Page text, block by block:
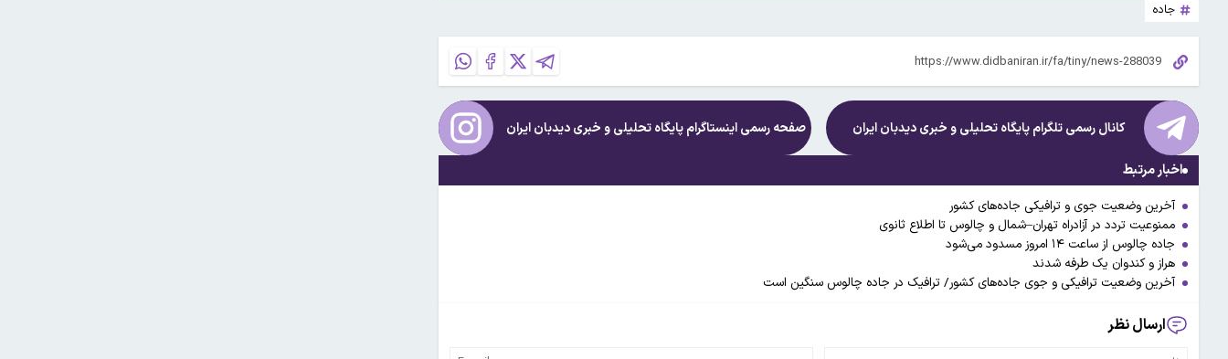
جاده
کانال رسمی تلگرام پایگاه تحلیلی و خبریدیدبان ایران صفحه رسمی اینستاگرام پایگاه تحلیلی و خبریدیدبان ایران
اخبار مرتبط
آخرین وضعیت جوی و ترافیکی جاده‌های کشور
ممنوعیت تردد در آزادراه تهران–شمال و چالوس تا اطلاع ثانوی
جاده چالوس از ساعت ۱۴ امروز مسدود می‌شود
هراز و کندوان یک طرفه شدند
آخرین وضعیت ترافیکی و جوی جاده‌های کشور/ ترافیک در جاده چالوس سنگین است
ارسال نظر